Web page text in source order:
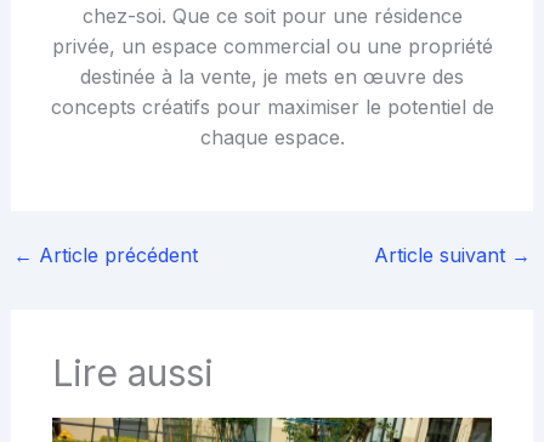
chez-soi. Que ce soit pour une résidence
privée, un espace commercial ou une propriété
destinée à la vente, je mets en œuvre des
concepts créatifs pour maximiser le potentiel de
chaque espace.
← Article précédent Article suivant →
Lire aussi